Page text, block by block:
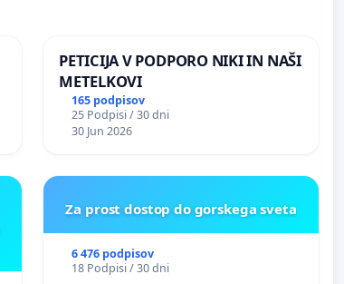
PETICIJA V PODPORO NIKI IN NAŠI
METELKOVI
165 podpisov
25 Podpisi / 30 dni
30 Jun 2026
Za prost dostop do gorskega sveta
6 476 podpisov
18 Podpisi / 30 dni